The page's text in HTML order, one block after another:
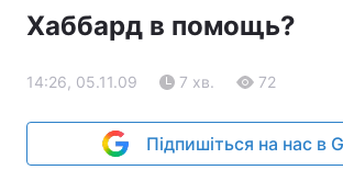
Хаббард в помощь?
14:26, 05.11.09 7 хв. 72
Підпишіться на нас в